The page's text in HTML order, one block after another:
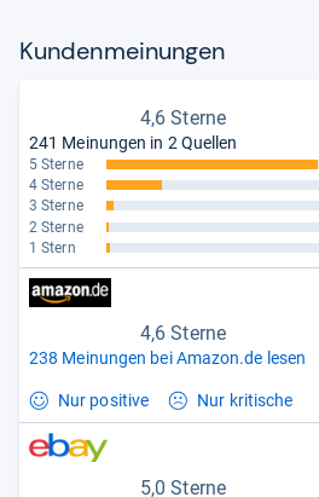
Kun­den­mei­nun­gen
4,6 Sterne
241 Meinungen in 2 Quellen
5 Sterne
4 Sterne
3 Sterne
2 Sterne
1 Stern
4,6 Sterne
238 Meinungen bei Amazon.de lesen
Nur positive Nur kritische
5,0 Sterne